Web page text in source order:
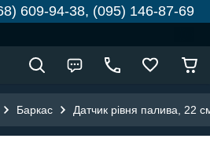
609-94-38, (095) 146-87-69
Баркас Датчик рівня палива, 22